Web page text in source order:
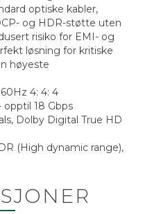
optiske kabler,
og HDR-støtte uten
risiko for EMI- og
løsning for kritiske
høyeste
4: 4: 4
18 Gbps
Dolby Digital True HD
(High dynamic range),